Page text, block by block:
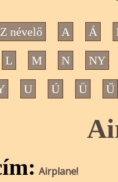
névelő A Á
L M N NY
U Ú Ü Ű
Airplane!